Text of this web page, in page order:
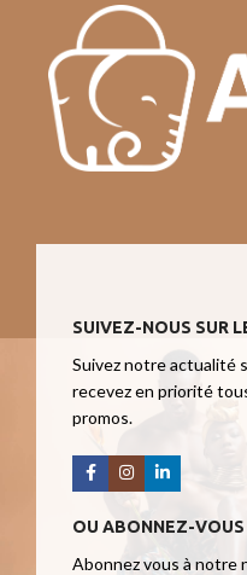
SUIVEZ-NOUS SUR
Suivez notre actualité
recevez en priorité
promos.
OU ABONNEZ-
Abonnez vous à notre